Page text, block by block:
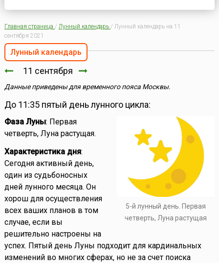
Главная страница / Лунный календарь / Лунный календарь на 11
сентября 2021
Лунный календарь
11 сентября
Данные приведены для временного пояса Москвы.
До 11:35 пятый день лунного цикла:
5-й лунный день. Первая
четверть, Луна растущая
Фаза Луны: Первая
четверть, Луна растущая.
Характеристика дня:
Сегодня активный день,
один из судьбоносных
дней лунного месяца. Он
хорош для осуществления
всех ваших планов в том
случае, если вы
решительно настроены на
успех. Пятый день Луны подходит для кардинальных
изменений во многих сферах, но не за счет поиска